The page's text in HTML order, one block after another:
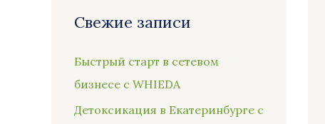
Свежие записи
Быстрый старт в сетевом
бизнесе с WHIEDA
Детоксикация в Екатеринбурге с